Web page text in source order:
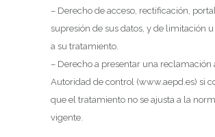
– Derecho de acceso, rectificación,
supresión de sus datos, y de limitación
a su tratamiento.
– Derecho a presentar una reclamación
Autoridad de control (www.aepd.es) si
que el tratamiento no se ajusta a la
vigente.